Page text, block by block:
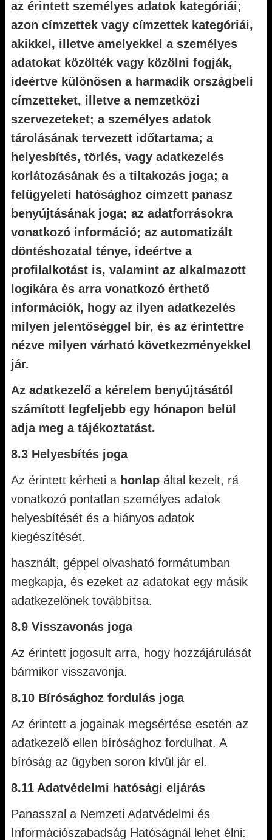
az érintett személyes adatok kategóriái;
azon címzettek vagy címzettek kategóriái,
akikkel, illetve amelyekkel a személyes
adatokat közölték vagy közölni fogják,
ideértve különösen a harmadik országbeli
címzetteket, illetve a nemzetközi
szervezeteket; a személyes adatok
tárolásának tervezett időtartama; a
helyesbítés, törlés, vagy adatkezelés
korlátozásának és a tiltakozás joga; a
felügyeleti hatósághoz címzett panasz
benyújtásának joga; az adatforrásokra
vonatkozó információ; az automatizált
döntéshozatal ténye, ideértve a
profilalkotást is, valamint az alkalmazott
logikára és arra vonatkozó érthető
információk, hogy az ilyen adatkezelés
milyen jelentőséggel bír, és az érintettre
nézve milyen várható következményekkel
jár.
Az adatkezelő a kérelem benyújtásától
számított legfeljebb egy hónapon belül
adja meg a tájékoztatást.
8.3 Helyesbítés joga
Az érintett kérheti a honlap által kezelt, rá
vonatkozó pontatlan személyes adatok
helyesbítését és a hiányos adatok
kiegészítését.
használt, géppel olvasható formátumban
megkapja, és ezeket az adatokat egy másik
adatkezelőnek továbbítsa.
8.9 Visszavonás joga
Az érintett jogosult arra, hogy hozzájárulását
bármikor visszavonja.
8.10 Bírósághoz fordulás joga
Az érintett a jogainak megsértése esetén az
adatkezelő ellen bírósághoz fordulhat. A
bíróság az ügyben soron kívül jár el.
8.11 Adatvédelmi hatósági eljárás
Panasszal a Nemzeti Adatvédelmi és
Információszabadság Hatóságnál lehet élni: